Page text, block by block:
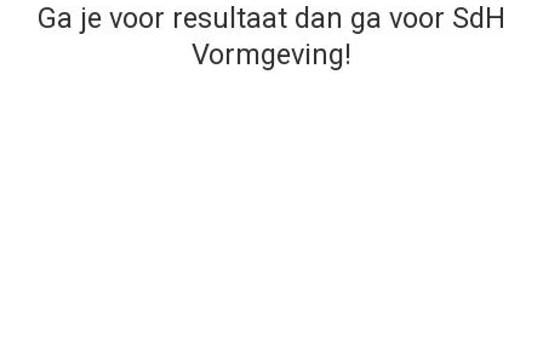
Ga je voor resultaat dan ga voor SdH
Vormgeving!